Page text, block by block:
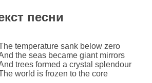
песни
temperature sank below zero
the seas became giant mirrors
trees formed a crystal splendour
world is frozen to the core